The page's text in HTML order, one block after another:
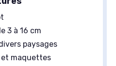
3 à 16 cm
paysages
et maquettes